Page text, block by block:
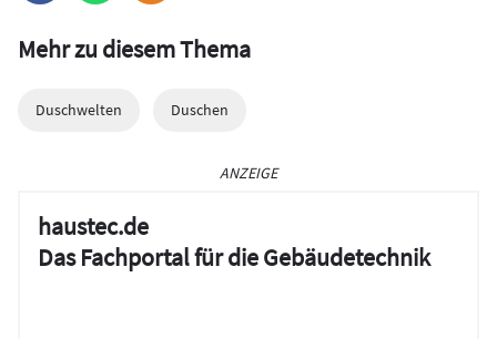
Mehr zu diesem Thema
Duschwelten Duschen
ANZEIGE
haustec.de
Das Fachportal für die Gebäudetechnik